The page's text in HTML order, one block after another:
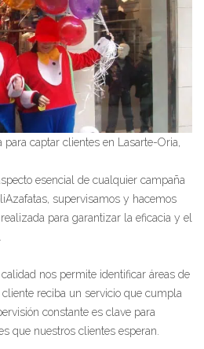
captar clientes en Lasarte-Oria,
esencial de cualquier campaña
supervisamos y hacemos
para garantizar la eficacia y el
nos permite identificar áreas de
reciba un servicio que cumpla
constante es clave para
que nuestros clientes esperan.